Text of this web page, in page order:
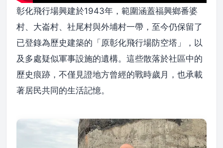
彰化飛行場興建於1943年，範圍涵蓋福興鄉番婆
村、大崙村、社尾村與外埔村一帶，至今仍保留了
已登錄為歷史建築的「原彰化飛行場防空塔」，以
及多處疑似軍事設施的遺構。這些散落於社區中的
歷史痕跡，不僅見證地方曾經的戰時歲月，也承載
著居民共同的生活記憶。